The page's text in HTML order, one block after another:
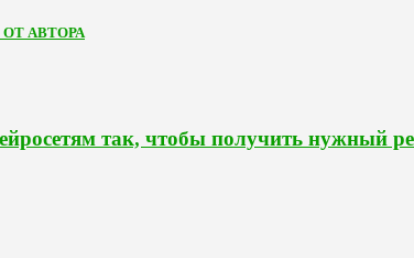
АВТОРА
так, чтобы получить нужный